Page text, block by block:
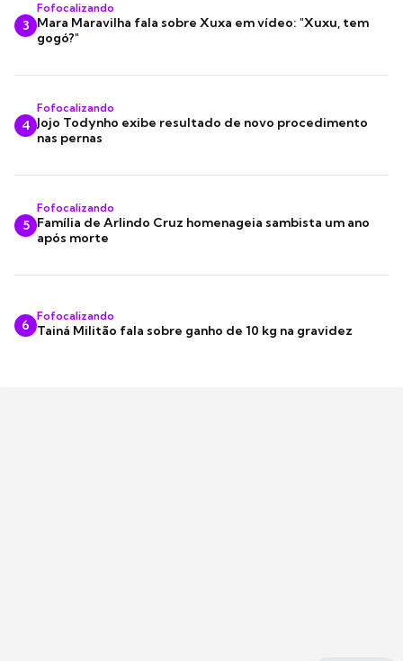
3
Fofocalizando
Mara Maravilha fala sobre Xuxa em vídeo: "Xuxu, tem
gogó?"
4
Fofocalizando
Jojo Todynho exibe resultado de novo procedimento
nas pernas
5
Fofocalizando
Família de Arlindo Cruz homenageia sambista um ano
após morte
6
Fofocalizando
Tainá Militão fala sobre ganho de 10 kg na gravidez